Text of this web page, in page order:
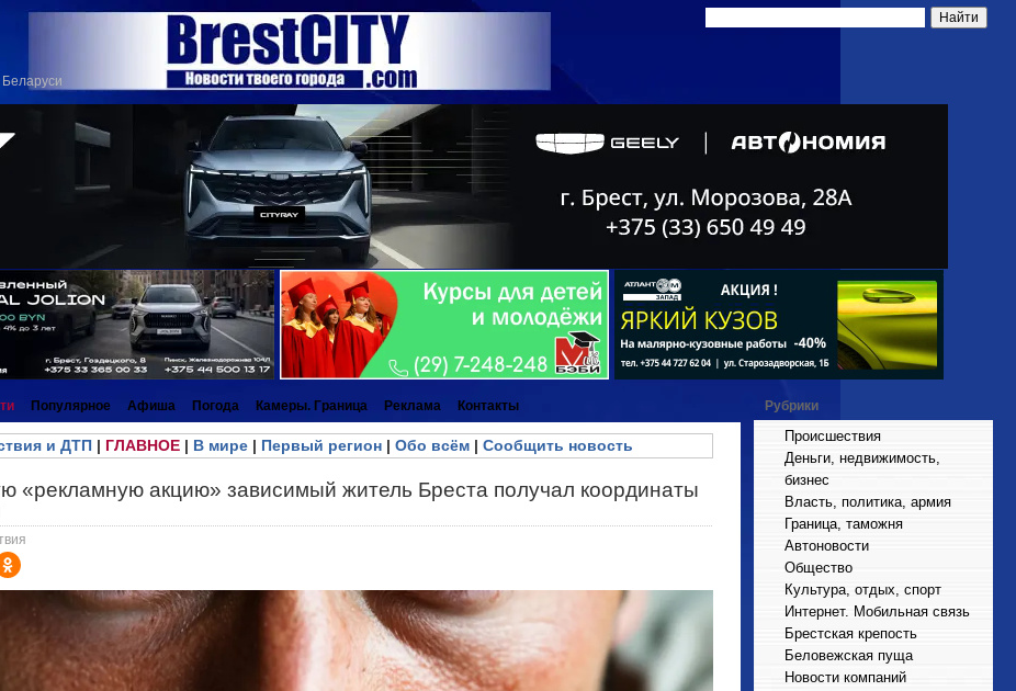
Популярное Афиша Погода Камеры. Граница Реклама Контакты
и ДТП| ГЛАВНОЕ| В мире| Первый регион| Обо всём| Сообщить новость
«рекламную акцию» зависимый житель Бреста получал координаты
Рубрики
Происшествия
Деньги, недвижимость,
бизнес
Власть, политика, армия
Граница, таможня
Автоновости
Общество
Культура, отдых, спорт
Интернет. Мобильная связь
Брестская крепость
Беловежская пуща
Новости компаний